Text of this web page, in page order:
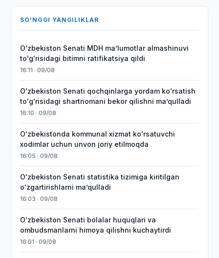
SO'NGGI YANGILIKLAR
Oʻzbekiston Senati MDH maʼlumotlar almashinuvi
toʻgʻrisidagi bitimni ratifikatsiya qildi
16:11 · 09/08
Oʻzbekiston Senati qochqinlarga yordam koʻrsatish
toʻgʻrisidagi shartnomani bekor qilishni maʼqulladi
16:10 · 09/08
Oʻzbekistonda kommunal xizmat koʻrsatuvchi
xodimlar uchun unvon joriy etilmoqda
16:05 · 09/08
Oʻzbekiston Senati statistika tizimiga kiritilgan
oʻzgartirishlarni maʼqulladi
16:03 · 09/08
Oʻzbekiston Senati bolalar huquqlari va
ombudsmanlarni himoya qilishni kuchaytirdi
16:01 · 09/08